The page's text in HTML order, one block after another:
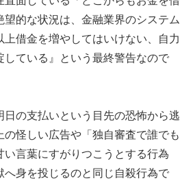
望的な状況は、金融業界のシステム
上借金を増やしてはいけない、自力
している』という最終警告なので
日の支払いという目先の恐怖から逃
怪しい広告や「独自審査で誰でも
い言葉にすがりつこうとする行為
へ身を投じるのと同じ自殺行為で